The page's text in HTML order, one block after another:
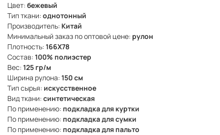
Цвет: бежевый
Тип ткани: однотонный
Производитель: Китай
Минимальный заказ по оптовой цене: рулон
Плотность: 166X78
Состав: 100% полиэстер
Вес: 125 гр/м
Ширина рулона: 150 см
Тип сырья: искусственное
Вид ткани: синтетическая
По применению: подкладка для куртки
По применению: подкладка для сумки
По применению: подкладка для пальто